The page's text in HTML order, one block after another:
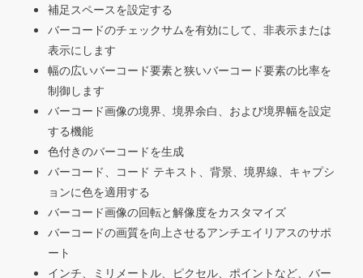
補足スペースを設定する
バーコードのチェックサムを有効にして、非表示または
表示にします
幅の広いバーコード要素と狭いバーコード要素の比率を
制御します
バーコード画像の境界、境界余白、および境界幅を設定
する機能
色付きのバーコードを生成
バーコード、コード テキスト、背景、境界線、キャプシ
ョンに色を適用する
バーコード画像の回転と解像度をカスタマイズ
バーコードの画質を向上させるアンチエイリアスのサポ
ート
インチ、ミリメートル、ピクセル、ポイントなど、バー